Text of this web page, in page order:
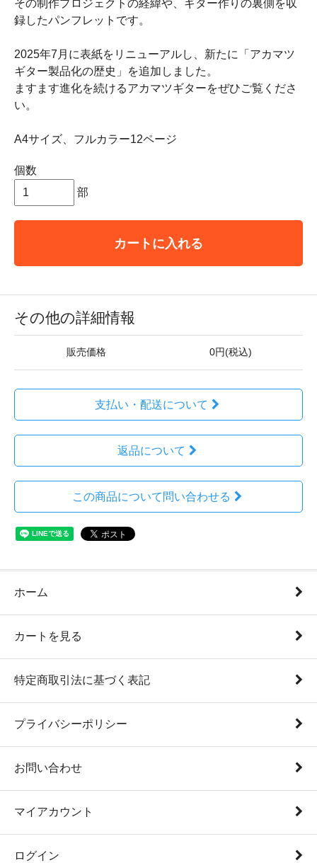
その制作プロジェクトの経緯や、ギター作りの裏側を収
録したパンフレットです。
2025年7月に表紙をリニューアルし、新たに「アカマツ
ギター製品化の歴史」を追加しました。
ますます進化を続けるアカマツギターをぜひご覧くださ
い。
A4サイズ、フルカラー12ページ
個数
部
カートに入れる
その他の詳細情報
販売価格 0円(税込)
支払い・配送について
返品について
この商品について問い合わせる
ホーム
カートを見る
特定商取引法に基づく表記
プライバシーポリシー
お問い合わせ
マイアカウント
ログイン